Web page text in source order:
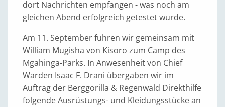
dort Nachrichten empfangen - was noch am
gleichen Abend erfolgreich getestet wurde.
Am 11. September fuhren wir gemeinsam mit
William Mugisha von Kisoro zum Camp des
Mgahinga-Parks. In Anwesenheit von Chief
Warden Isaac F. Drani übergaben wir im
Auftrag der Berggorilla & Regenwald Direkthilfe
folgende Ausrüstungs- und Kleidungsstücke an